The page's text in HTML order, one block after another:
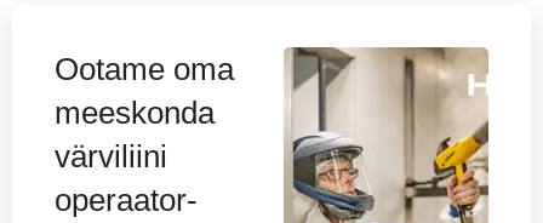
Ootame oma
meeskonda
värviliini
operaator-